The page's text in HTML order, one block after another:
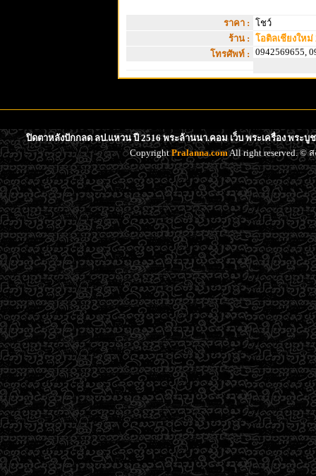
ราคา : โชว์
ร้าน : โอติลเชียงใหม่
โทรศัพท์ : 0942569655,
ปิดตาหลังปักกลด ลป.แหวน ปี 2516 พระล้านนา.คอม เว็บ พระเครื่อง พระ
CopyrightPralanna.comAll right reserved. ©